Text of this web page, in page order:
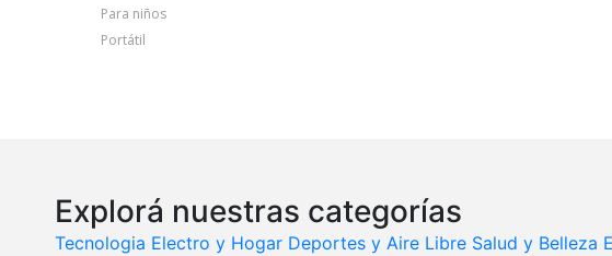
Para niños
Portátil
Explorá nuestras categorías
Tecnologia Electro y Hogar Deportes y Aire Libre Salud y Belleza